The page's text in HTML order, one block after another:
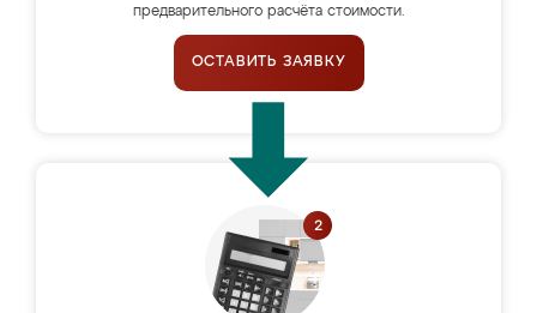
предварительного расчёта стоимости.
ОСТАВИТЬ ЗАЯВКУ